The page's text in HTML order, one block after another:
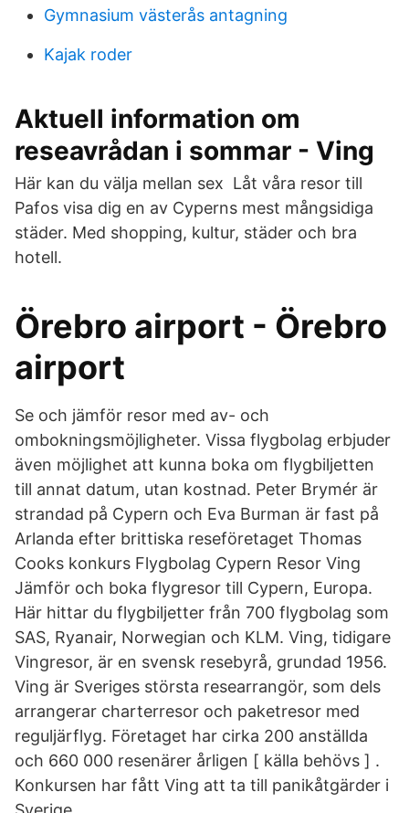
Gymnasium västerås antagning
Kajak roder
Aktuell information om
reseavrådan i sommar - Ving
Här kan du välja mellan sex Låt våra resor till
Pafos visa dig en av Cyperns mest mångsidiga
städer. Med shopping, kultur, städer och bra
hotell.
Örebro airport - Örebro
airport
Se och jämför resor med av- och
ombokningsmöjligheter. Vissa flygbolag erbjuder
även möjlighet att kunna boka om flygbiljetten
till annat datum, utan kostnad. Peter Brymér är
strandad på Cypern och Eva Burman är fast på
Arlanda efter brittiska reseföretaget Thomas
Cooks konkurs Flygbolag Cypern Resor Ving
Jämför och boka flygresor till Cypern, Europa.
Här hittar du flygbiljetter från 700 flygbolag som
SAS, Ryanair, Norwegian och KLM. Ving, tidigare
Vingresor, är en svensk resebyrå, grundad 1956.
Ving är Sveriges största researrangör, som dels
arrangerar charterresor och paketresor med
reguljärflyg. Företaget har cirka 200 anställda
och 660 000 resenärer årligen [ källa behövs ] .
Konkursen har fått Ving att ta till panikåtgärder i